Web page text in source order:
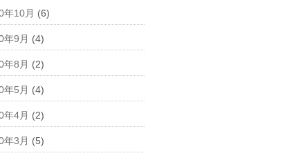
年10月 (6)
年9月 (4)
年8月 (2)
年5月 (4)
年4月 (2)
年3月 (5)